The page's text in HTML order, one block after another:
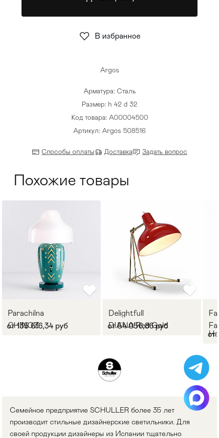
Стулья >
Argos
Арматура: Сталь
Размер: h 42 d 32
Код товара: A00004500
Артикул: Argos 508516
Способы оплаты Доставка Задать вопрос
В избранное
Похожие товары
Parachilna
CHINOZ
от 135 616,34 руб
Delightfull
DIANA Red Gold
от 54 056,86 руб
от
Cемейное предприятие SCHULLER более 35 лет
производит стильные дизайнерские светильники. Для
своей продукции дизайнеры из Испании тщательно